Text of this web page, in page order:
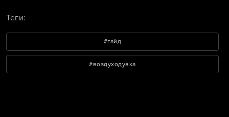
Теги:
#гайд
#воздуходувка